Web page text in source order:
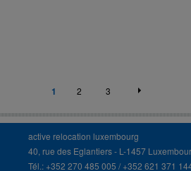
1 2 3
active relocation luxembourg
40, rue des Eglantiers - L-1457
Tél.: +352 270 485 005 / +352 621 371